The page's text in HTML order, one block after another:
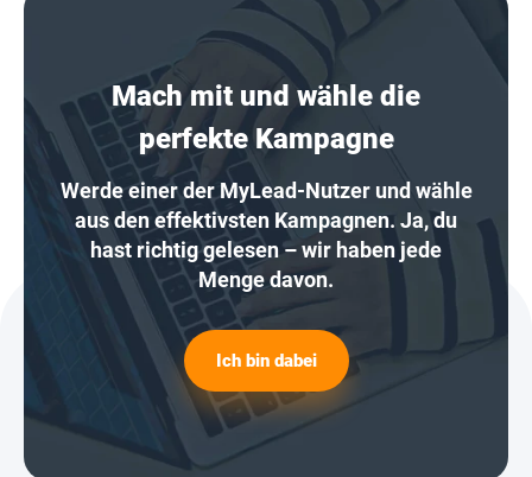
Mach mit und wähle die
perfekte Kampagne
Werde einer der MyLead-Nutzer und wähle
aus den effektivsten Kampagnen. Ja, du
hast richtig gelesen – wir haben jede
Menge davon.
Ich bin dabei